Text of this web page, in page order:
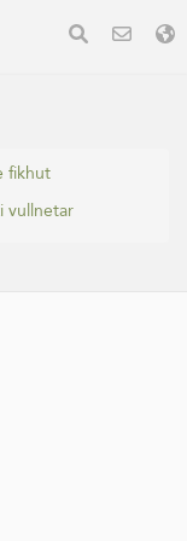
fikhut
vullnetar